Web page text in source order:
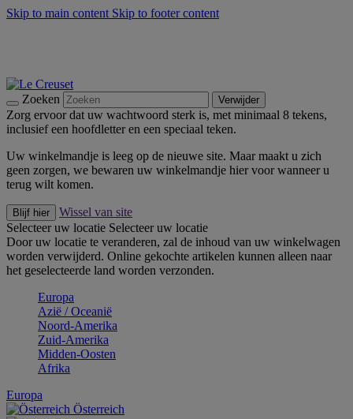
Skip to main content Skip to footer content
Zoeken Verwijder
Zorg ervoor dat uw wachtwoord sterk is, met minimaal 8 tekens,
inclusief een hoofdletter en een speciaal teken.
Uw winkelmandje is leeg op de nieuwe site. Maar maakt u zich
geen zorgen, we bewaren uw winkelmandje hier voor wanneer u
terug wilt komen.
Blijf hier
Wissel van site
Selecteer uw locatie Selecteer uw locatie
Door uw locatie te veranderen, zal de inhoud van uw winkelwagen
worden verwijderd. Online gekochte artikelen kunnen alleen naar
het geselecteerde land worden verzonden.
Europa
Aziё / Oceaniё
Noord-Amerika
Zuid-Amerika
Midden-Oosten
Afrika
Europa
Österreich